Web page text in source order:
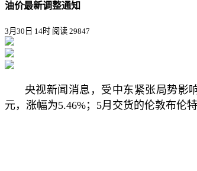
油价最新调整通知
3月30日 14时 阅读 29847
央视新闻消息，受中东紧张局势影
元，涨幅为5.46%；5月交货的伦敦布伦